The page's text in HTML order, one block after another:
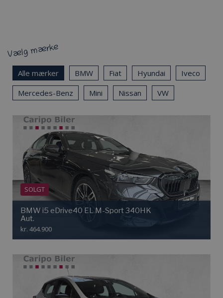
Alle mærker BMW Fiat Hyundai
Iveco
Mercedes-Benz
Mini Nissan VW
SOLGT
BMW i5 eDrive40 EL M-Sport 340HK
Aut.
kr. 464.900